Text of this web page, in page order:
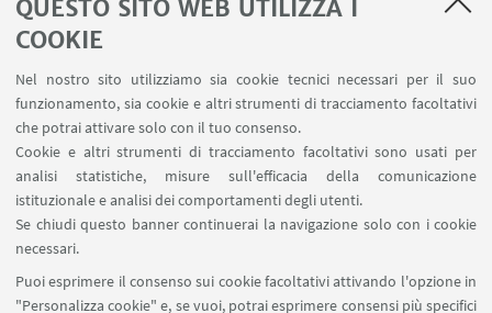
QUESTO SITO WEB UTILIZZA I
COOKIE
Nel nostro sito utilizziamo sia cookie tecnici necessari per il suo
funzionamento, sia cookie e altri strumenti di tracciamento facoltativi
che potrai attivare solo con il tuo consenso.
Cookie e altri strumenti di tracciamento facoltativi sono usati per
analisi statistiche, misure sull'efficacia della comunicazione
istituzionale e analisi dei comportamenti degli utenti.
Se chiudi questo banner continuerai la navigazione solo con i cookie
necessari.
Puoi esprimere il consenso sui cookie facoltativi attivando l'opzione in
"Personalizza cookie" e, se vuoi, potrai esprimere consensi più specifici
Area riservata
Contatti
SEGUI IL DIPARTIMENTO SU:
SEGUI UNIBO SU: